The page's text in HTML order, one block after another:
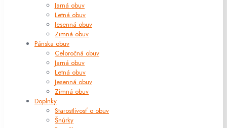
Jarná obuv
Letná obuv
Jesenná obuv
Zimná obuv
Pánska obuv
Celoročná obuv
Jarná obuv
Letná obuv
Jesenná obuv
Zimná obuv
Doplnky
Starostlivosť o obuv
Šnúrky